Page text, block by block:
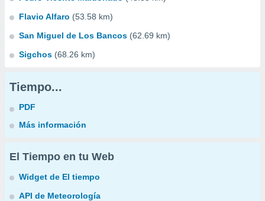
Flavio Alfaro (53.58 km)
San Miguel de Los Bancos (62.69 km)
Sigchos (68.26 km)
Tiempo...
PDF
Más información
El Tiempo en tu Web
Widget de El tiempo
API de Meteorología